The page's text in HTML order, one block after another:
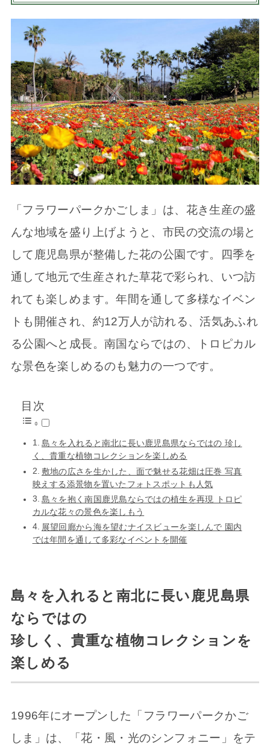
「フラワーパークかごしま」は、花き生産の盛
んな地域を盛り上げようと、市民の交流の場と
して鹿児島県が整備した花の公園です。四季を
通して地元で生産された草花で彩られ、いつ訪
れても楽しめます。年間を通して多様なイベン
トも開催され、約12万人が訪れる、活気あふれ
る公園へと成長。南国ならではの、トロピカル
な景色を楽しめるのも魅力の一つです。
目次
島々を入れると南北に長い鹿児島県ならではの 珍し
く、貴重な植物コレクションを楽しめる
敷地の広さを生かした、面で魅せる花畑は圧巻 写真
映えする添景物を置いたフォトスポットも人気
島々を抱く南国鹿児島ならではの植生を再現 トロピ
カルな花々の景色を楽しもう
展望回廊から海を望むナイスビューを楽しんで 園内
では年間を通して多彩なイベントを開催
島々を入れると南北に長い鹿児島県
ならではの
珍しく、貴重な植物コレクションを
楽しめる
1996年にオープンした「フラワーパークかご
しま」は、「花・風・光のシンフォニー」をテ